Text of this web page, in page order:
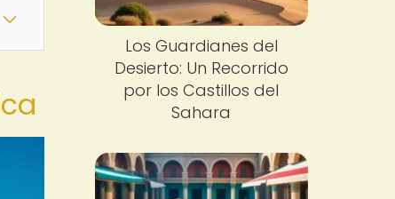
Los Guardianes del
Desierto: Un Recorrido
por los Castillos del
Sahara